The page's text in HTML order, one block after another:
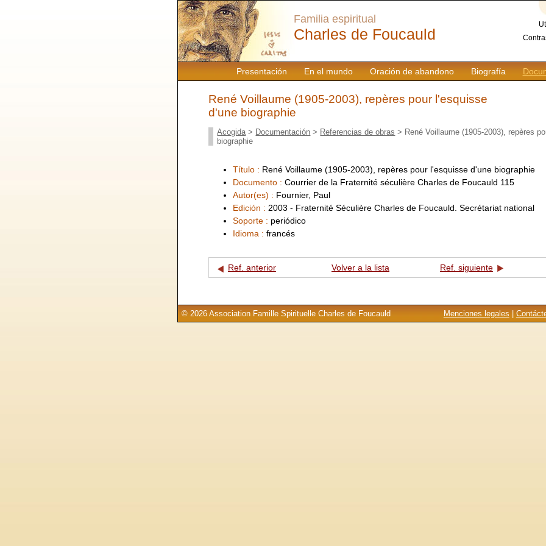
Presentación En el mundo Oración de abandono Biografía
Familia espiritual
Charles de Foucauld
René Voillaume (1905-2003), repères pour l'esquisse
d'une biographie
Acogida > Documentación > Referencias de obras > René Voillaume (1905-2003), repères
biographie
Título : René Voillaume (1905-2003), repères pour l'esquisse d'une biographie
Documento : Courrier de la Fraternité séculière Charles de Foucauld 115
Autor(es) : Fournier, Paul
Edición : 2003 - Fraternité Séculière Charles de Foucauld. Secrétariat national
Soporte : periódico
Idioma : francés
Ref. anterior Volver a la lista Ref. siguiente
Menciones legales
© 2026 Association Famille Spirituelle Charles de Foucauld